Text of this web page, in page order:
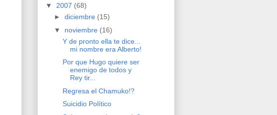
▼ 2007 (68)
► diciembre (15)
▼ noviembre (16)
Y de pronto ella te dice...
mi nombre era Alberto!
Por que Hugo quiere ser
enemigo de todos y
Rey tir...
Regresa el Chamuko!?
Suicidio Político